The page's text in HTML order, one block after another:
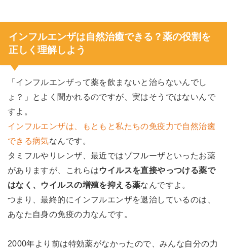
インフルエンザは自然治癒できる？薬の役割を
正しく理解しよう
「インフルエンザって薬を飲まないと治らないんでし
ょ？」とよく聞かれるのですが、実はそうではないんで
すよ。
インフルエンザは、もともと私たちの免疫力で自然治癒
できる病気なんです。
タミフルやリレンザ、最近ではゾフルーザといったお薬
がありますが、これらはウイルスを直接やっつける薬で
はなく、ウイルスの増殖を抑える薬なんですよ。
つまり、最終的にインフルエンザを退治しているのは、
あなた自身の免疫の力なんです。
2000年より前は特効薬がなかったので、みんな自分の力